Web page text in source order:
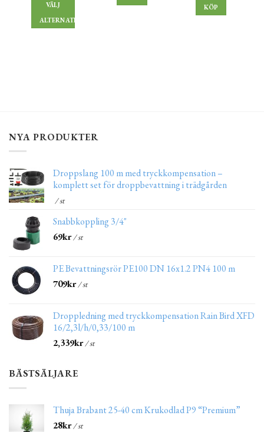
VÄLJ
ALTERNATIV
KÖP
NYA PRODUKTER
Droppslang 100 m med tryckkompensation –
komplett set för droppbevattning i trädgården
/ st
Snabbkoppling 3/4"
69kr/ st
PE Bevattningsrör PE100 DN 16x1.2 PN4 100 m
709kr/ st
Droppledning med tryckkompensation Rain Bird XFD
16/2,3l/h/0,33/100 m
2,339kr/ st
BÄSTSÄLJARE
Thuja Brabant 25-40 cm Krukodlad P9 “Premium”
28kr/ st